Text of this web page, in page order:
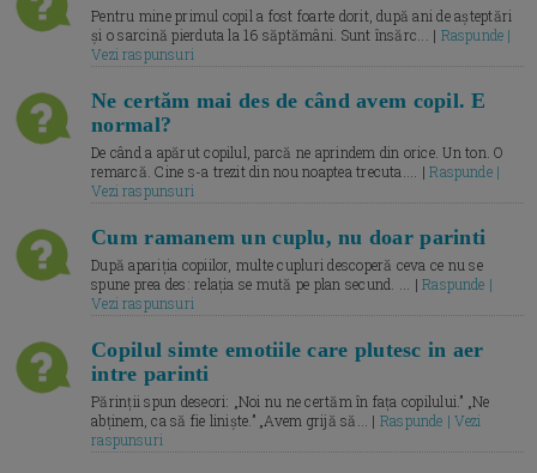
Pentru mine primul copil a fost foarte dorit, după ani de așteptări
și o sarcină pierduta la 16 săptămâni. Sunt însărc... | Raspunde |
Vezi raspunsuri
Ne certăm mai des de când avem copil. E
normal?
De când a apărut copilul, parcă ne aprindem din orice. Un ton. O
remarcă. Cine s-a trezit din nou noaptea trecuta.... |Raspunde |
Vezi raspunsuri
Cum ramanem un cuplu, nu doar parinti
După apariția copiilor, multe cupluri descoperă ceva ce nu se
spune prea des: relația se mută pe plan secund. ... |Raspunde |
Vezi raspunsuri
Copilul simte emotiile care plutesc in aer
intre parinti
Părinții spun deseori: „Noi nu ne certăm în fața copilului.” „Ne
abținem, ca să fie liniște.” „Avem grijă să... | Raspunde | Vezi
raspunsuri